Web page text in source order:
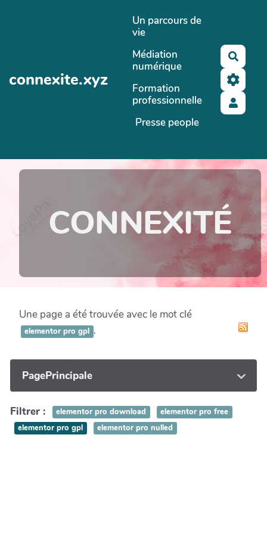
connexite.xyz
Un parcours de
vie
Médiation
numérique
Formation
professionnelle
Presse people
CONNEXITÉ
Une page a été trouvée avec le mot clé
elementor pro gpl .
PagePrincipale
Filtrer : elementor pro download
elementor pro free
elementor pro gpl
elementor pro nulled